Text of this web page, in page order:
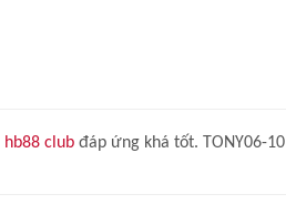
hb88 club đáp ứng khá tốt. TONY06-10